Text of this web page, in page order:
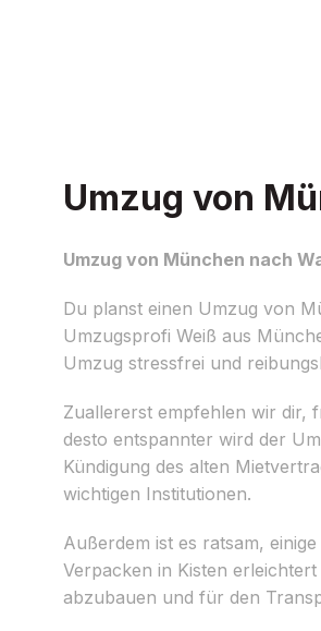
Umzug von
Umzug von München nach
Du planst einen Umzug von
Umzugsprofi Weiß aus
Umzug stressfrei und
Zuallererst empfehlen wir dir,
desto entspannter wird der
Kündigung des alten
wichtigen Institutionen.
Außerdem ist es ratsam,
Verpacken in Kisten
abzubauen und für den